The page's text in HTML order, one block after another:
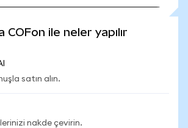
ile neler yapılır
satın alın.
nakde çevirin.